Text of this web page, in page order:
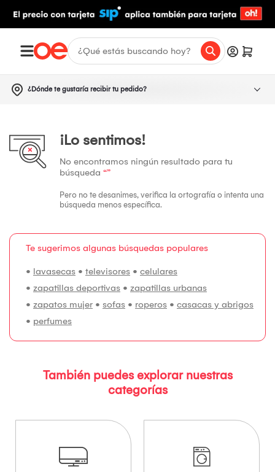
¿Dónde te gustaría recibir tu pedido?
¡Lo sentimos!
No encontramos ningún resultado para tu
búsqueda “”
Pero no te desanimes, verifica la ortografía o intenta una
búsqueda menos específica.
Te sugerimos algunas búsquedas populares
• lavasecas • televisores • celulares
• zapatillas deportivas • zapatillas urbanas
• zapatos mujer • sofas • roperos • casacas y abrigos
• perfumes
También puedes explorar nuestras
categorías